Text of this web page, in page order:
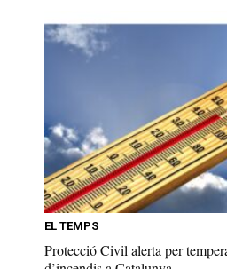
EL TEMPS
Protecció Civil alerta per